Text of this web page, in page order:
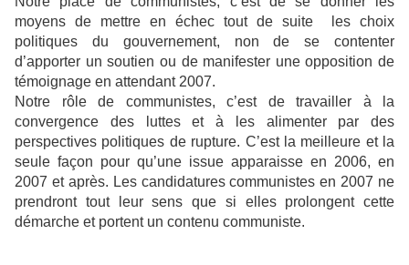
moyens de mettre en échec tout de suite les choix
politiques du gouvernement, non de se contenter
d’apporter un soutien ou de manifester une opposition de
témoignage en attendant 2007.
Notre rôle de communistes, c’est de travailler à la
convergence des luttes et à les alimenter par des
perspectives politiques de rupture. C’est la meilleure et la
seule façon pour qu’une issue apparaisse en 2006, en
2007 et après. Les candidatures communistes en 2007 ne
prendront tout leur sens que si elles prolongent cette
démarche et portent un contenu communiste.